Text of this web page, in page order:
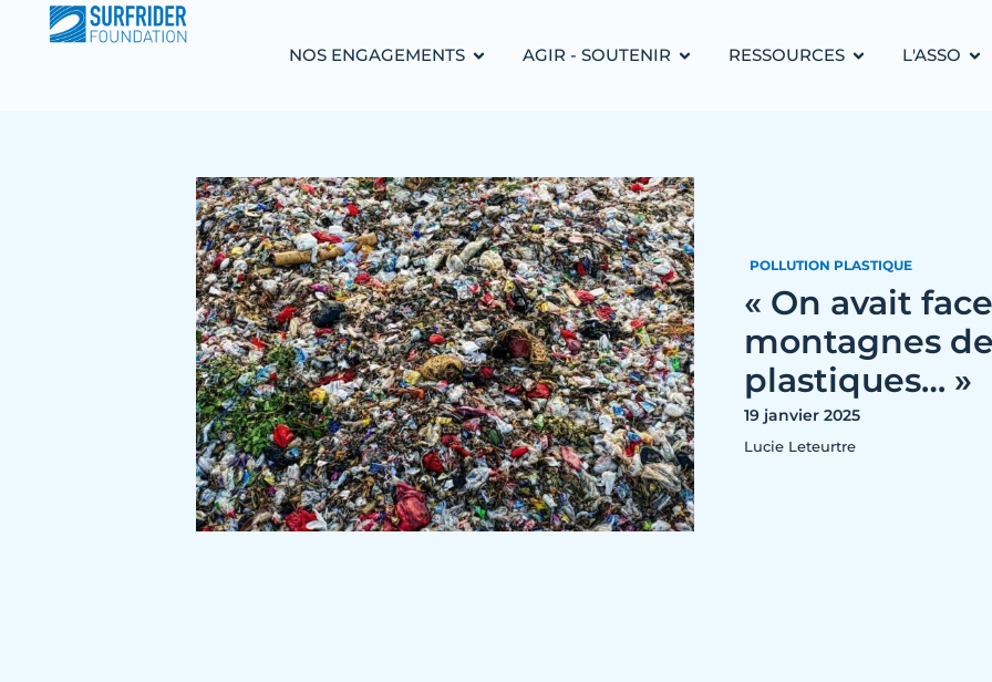
NOS ENGAGEMENTS AGIR - SOUTENIR RESSOURCES L'ASSO
POLLUTION PLASTIQUE
« On avait
montagnes
plastiques… »
19 janvier 2025
Lucie Leteurtre